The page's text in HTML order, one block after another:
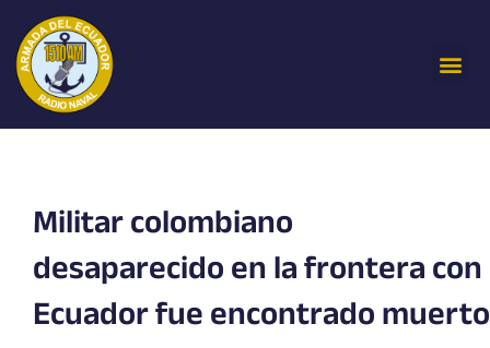
contenido
Militar colombiano
desaparecido en la frontera con
Ecuador fue encontrado muerto